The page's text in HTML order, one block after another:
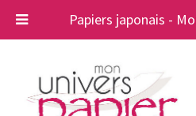
Papiers japonais -
contenu